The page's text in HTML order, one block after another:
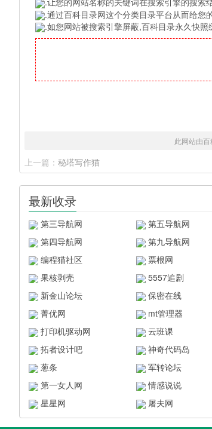
.通过百科目录网这个分类目录平台从而给您
.如您网站被搜索引擎屏蔽,百科目录永久快
此网站由百
上一篇： 秘塔写作猫
最新收录
第三导航网 第五导航网
第四导航网
第九导航网
编程猫社区
票根网
果核剥壳
5557追剧
新金山论坛
保密在线
菁优网
mt管理器
打印机驱动网
云班课
拓者设计吧
神奇代码岛
葱条
军转论坛
第一女人网
情感说说
星星网
屠夫网